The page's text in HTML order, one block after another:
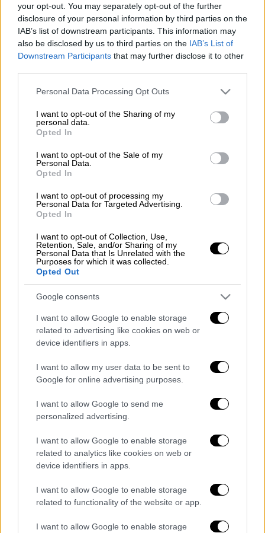
your opt-out. You may separately opt-out of the further
disclosure of your personal information by third parties on the
IAB’s list of downstream participants. This information may
also be disclosed by us to third parties on the IAB’s List of
Downstream Participants that may further disclose it to other
Please note that this website/app uses one or more Google
not limited to your visit or usage behaviour. You may click to
grant or deny consent to Google and its third-party tags to
use your data for below specified purposes in below Google
consent section.
Personal Data Processing Opt Outs
I want to opt-out of the Sharing of my
personal data.
Opted In
I want to opt-out of the Sale of my
Personal Data.
Opted In
I want to opt-out of processing my
Personal Data for Targeted Advertising.
Opted In
I want to opt-out of Collection, Use,
Retention, Sale, and/or Sharing of my
Personal Data that Is Unrelated with the
Purposes for which it was collected.
Opted Out
Google consents
I want to allow Google to enable storage
related to advertising like cookies on web or
device identifiers in apps.
I want to allow my user data to be sent to
Google for online advertising purposes.
I want to allow Google to send me
personalized advertising.
I want to allow Google to enable storage
related to analytics like cookies on web or
device identifiers in apps.
I want to allow Google to enable storage
related to functionality of the website or app.
I want to allow Google to enable storage
Απίστευτο σκηνικό σεπολυκατοικία, με
ολόκληρο όροφο σχεδόν να καταρρέει, μετά
απόπάρτιπου έκαναν οι ένοικοι του
σπιτιού.
ΔΙΑΒΑΣΤΕ ΕΠΙΣΗΣ
Ελλάδα|02.01.2025 15:47
Ναρκοπάρτι στα Καλύβια: Πήρε νέα
προθεσμία η DJ - Τι ισχύει για τους
υπόλοιπους κατηγορούμενους
που ανέβηκε στοTikTokκαι δείχνει έναν
ένοικο σπιτιού να παρουσιάζει την
κατάσταση της οικίας του, μετά το πάρτι
που έκαναν οι γείτονές του από τον πάνω
όροφο.
Το πάρτι ήταν μέχρι... τελικής πτώσης και
όπως φαίνεται αυτό που κατέρρευσε ήταν
παρουσίασε τεράστιες ρωγμές, με το
σκηνικό να είναι τρομακτικό.
Διαβάστε ακόμη
«Είχαν άδεια για τις Αλυκές,
προσγειώθηκαν στο... Σαρακήνικο:
Προθεσμία να απολογηθούν ζήτησαν
Έκκληση για περιορισμό της κατανάλωσης
νερού στη Σάρτη Χαλκιδικής - Ζητούν να